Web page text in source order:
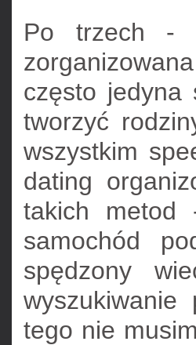
Po trzech -
często jedyna
tworzyć
wszystkim
dating
takich metod
samochód
spędzony
wyszukiwanie
tego nie